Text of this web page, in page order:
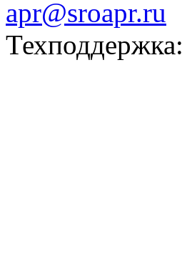
apr@sroapr.ru
Техподдержка: